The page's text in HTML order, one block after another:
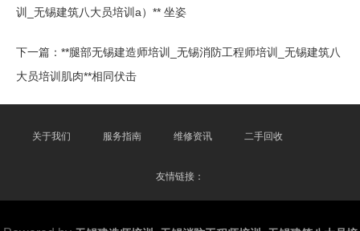
训_无锡建筑八大员培训a）** 坐姿
下一篇： **腿部无锡建造师培训_无锡消防工程师培训_无锡建筑八
大员培训肌肉**相同伏击
关于我们 服务指南 维修资讯 二手回收
友情链接：